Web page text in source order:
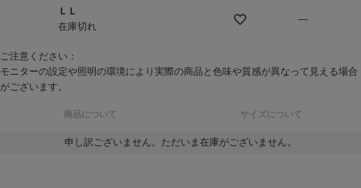
ＬＬ
在庫切れ
—
ご注意ください：
モニターの設定や照明の環境により実際の商品と色味や質感が異なって見える場合
がございます。
商品について サイズについて
申し訳ございません。ただいま在庫がございません。